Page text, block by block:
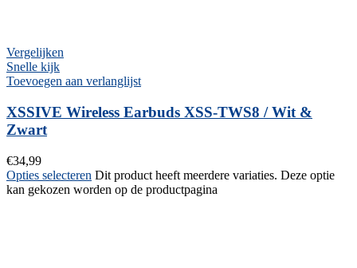
Vergelijken
Snelle kijk
Toevoegen aan verlanglijst
XSSIVE Wireless Earbuds XSS-TWS8 / Wit &
Zwart
€34,99
Opties selecteren Dit product heeft meerdere variaties. Deze optie
kan gekozen worden op de productpagina